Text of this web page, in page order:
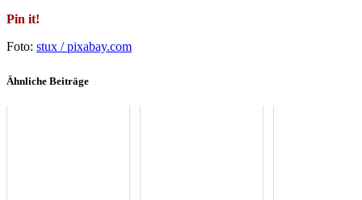
Pin it!
Foto: stux / pixabay.com
Ähnliche Beiträge